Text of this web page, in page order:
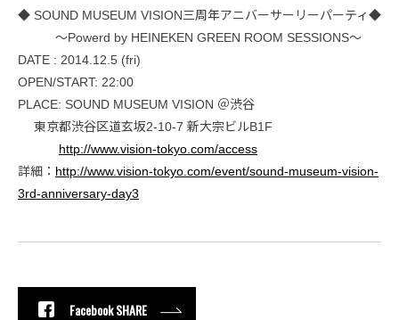
◆ SOUND MUSEUM VISION三周年アニバーサーリーパーティ◆
～Powerd by HEINEKEN GREEN ROOM SESSIONS～
DATE : 2014.12.5 (fri)
OPEN/START: 22:00
PLACE: SOUND MUSEUM VISION ＠渋谷
東京都渋谷区道玄坂2-10-7 新大宗ビルB1F
http://www.vision-tokyo.com/access
詳細： http://www.vision-tokyo.com/event/sound-museum-vision-
3rd-anniversary-day3
Facebook SHARE